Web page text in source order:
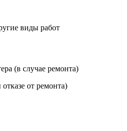
виды работ
(в случае ремонта)
от ремонта)